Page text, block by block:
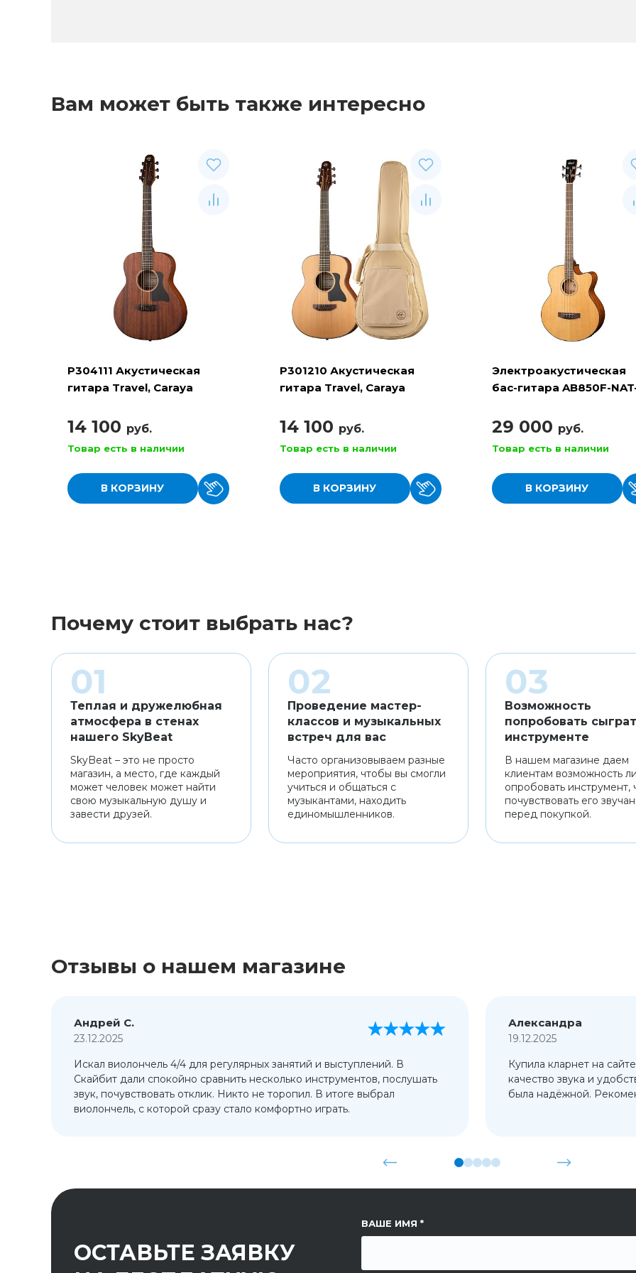
Вам может быть также интересно
P304111 Акустическая
гитара Travel, Caraya
14 100 руб.
Товар есть в наличии
В КОРЗИНУ
P301210 Акустическая
гитара Travel, Caraya
14 100 руб.
Товар есть в наличии
В КОРЗИНУ
Электроакустическая
бас-гитара AB850F-
29 000 руб.
Товар есть в наличии
В КОРЗИНУ
Почему стоит выбрать нас?
Теплая и дружелюбная
атмосфера в стенах
нашего SkyBeat
SkyBeat – это не просто
магазин, а место, где каждый
может человек может найти
свою музыкальную душу и
завести друзей.
Проведение мастер-
классов и музыкальных
встреч для вас
Часто организовываем разные
мероприятия, чтобы вы смогли
учиться и общаться с
музыкантами, находить
единомышленников.
Возможность
попробовать
инструменте
В нашем магазине даем
клиентам возможность
опробовать инструмент,
почувствовать его
перед покупкой.
Отзывы о нашем магазине
Андрей С.
23.12.2025
Искал виолончель 4/4 для регулярных занятий и выступлений. В
Скайбит дали спокойно сравнить несколько инструментов, послушать
звук, почувствовать отклик. Никто не торопил. В итоге выбрал
виолончель, с которой сразу стало комфортно играть.
Александра
19.12.2025
Купила кларнет на
качество звука и
была надёжной.
ОСТАВЬТЕ ЗАЯВКУ
ВАШЕ ИМЯ
ССЫЛКА НА СТРАНИЦУ